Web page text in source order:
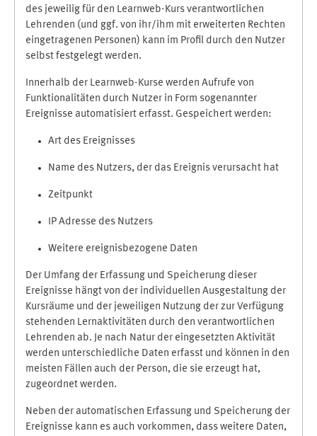
des jeweilig für den Learnweb-Kurs verantwortlichen
Lehrenden (und ggf. von ihr/ihm mit erweiterten Rechten
eingetragenen Personen) kann im Profil durch den Nutzer
selbst festgelegt werden.
Innerhalb der Learnweb-Kurse werden Aufrufe von
Funktionalitäten durch Nutzer in Form sogenannter
Ereignisse automatisiert erfasst. Gespeichert werden:
Art des Ereignisses
Name des Nutzers, der das Ereignis verursacht hat
Zeitpunkt
IP Adresse des Nutzers
Weitere ereignisbezogene Daten
Der Umfang der Erfassung und Speicherung dieser
Ereignisse hängt von der individuellen Ausgestaltung der
Kursräume und der jeweiligen Nutzung der zur Verfügung
stehenden Lernaktivitäten durch den verantwortlichen
Lehrenden ab. Je nach Natur der eingesetzten Aktivität
werden unterschiedliche Daten erfasst und können in den
meisten Fällen auch der Person, die sie erzeugt hat,
zugeordnet werden.
Neben der automatischen Erfassung und Speicherung der
Ereignisse kann es auch vorkommen, dass weitere Daten,